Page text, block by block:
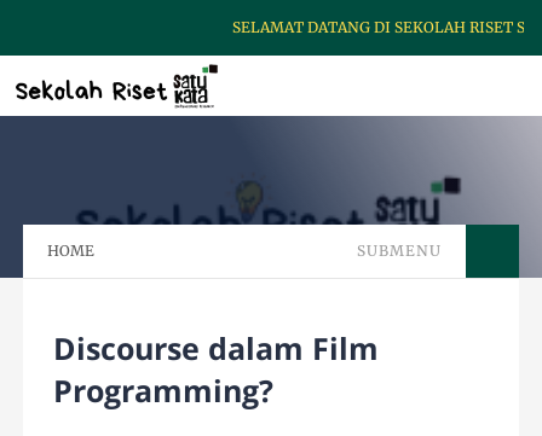
SELAMAT DATANG DI SEKOLAH RISET
HOME SUBMENU
Discourse dalam Film
Programming?